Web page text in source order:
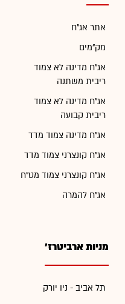
אתר אג"ח
מק"מים
אג"ח מדינה לא צמוד
ריבית משתנה
אג"ח מדינה לא צמוד
ריבית קבועה
אג"ח מדינה צמוד מדד
אג"ח קונצרני צמוד מדד
אג"ח קונצרני צמוד מט"ח
אג"ח להמרה
מניות ארביטרז'
תל אביב - ניו יורק